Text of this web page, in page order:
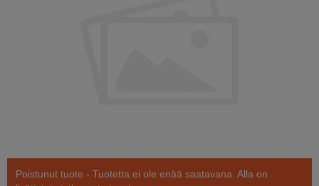
Poistunut tuote - Tuotetta ei ole enää saatavana. Alla on